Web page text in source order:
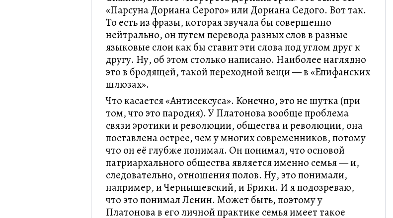
«Парсуна Дориана Серого» или Дориана Седого. Вот так.
То есть из фразы, которая звучала бы совершенно
нейтрально, он путем перевода разных слов в разные
языковые слои как бы ставит эти слова под углом друг к
другу. Ну, об этом столько написано. Наиболее наглядно
это в бродящей, такой переходной вещи — в «Епифанских
шлюзах».
Что касается «Антисексуса». Конечно, это не шутка (при
том, что это пародия). У Платонова вообще проблема
связи эротики и революции, общества и революции, она
поставлена острее, чем у многих современников, потому
что он её глубже понимал. Он понимал, что основой
патриархального общества является именно семья — и,
следовательно, отношения полов. Ну, это понимали,
например, и Чернышевский, и Брики. И я подозреваю,
что это понимал Ленин. Может быть, поэтому у
Платонова в его личной практике семья имеет такое